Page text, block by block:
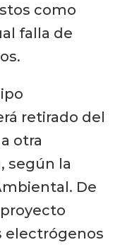
como
falla de
retirado del
otra
según la
De
electrógenos